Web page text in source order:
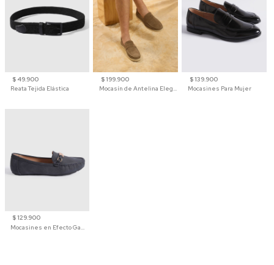
$ 49.900
Reata Tejida Elástica
$ 199.900
Mocasín de Antelina Elegante con Suela de Contraste Para Hombre
$ 139.900
Mocasines Para Mujer
$ 129.900
Mocasines en Efecto Gamuzado Para Mujer